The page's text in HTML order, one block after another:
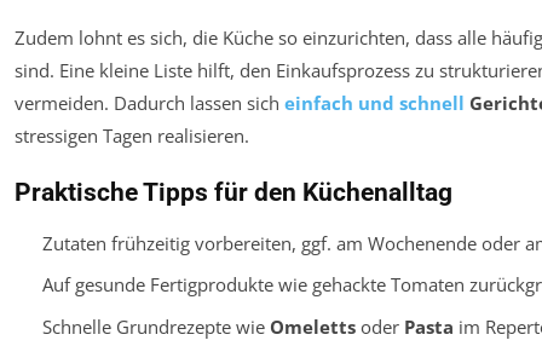
Zudem lohnt es sich, die Küche so einzurichten, dass alle
sind. Eine kleine Liste hilft, den Einkaufsprozess zu
vermeiden. Dadurch lassen sich einfach und schnell
stressigen Tagen realisieren.
Praktische Tipps für den Küchenalltag
Zutaten frühzeitig vorbereiten, ggf. am Wochenende oder
Auf gesunde Fertigprodukte wie gehackte Tomaten
Schnelle Grundrezepte wie Omelettsoder Pasta im